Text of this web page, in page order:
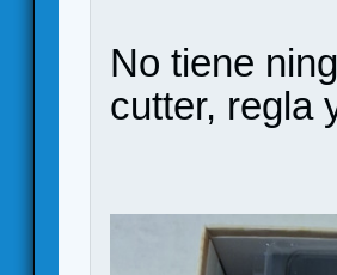
No tiene
cutter, regla